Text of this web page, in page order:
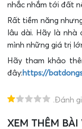
nhắc nhắm tới đất
Rất tiềm năng
lâu dài. Hãy là nhà
mình những giá trị
Hãy tham khảo
đây:https://
.Đánh
XEM THÊM BÀI